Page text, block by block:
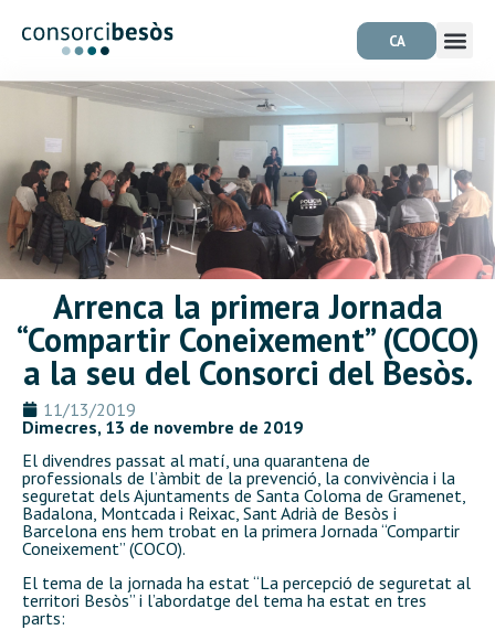
CA
Arrenca la primera Jornada
“Compartir Coneixement” (COCO)
a la seu del Consorci del Besòs.
11/13/2019
Dimecres, 13 de novembre de 2019
El divendres passat al matí, una quarantena de
professionals de l’àmbit de la prevenció, la convivència i la
seguretat dels Ajuntaments de Santa Coloma de Gramenet,
Badalona, Montcada i Reixac, Sant Adrià de Besòs i
Barcelona ens hem trobat en la primera Jornada “Compartir
Coneixement” (COCO).
El tema de la jornada ha estat “La percepció de seguretat al
territori Besòs” i l’abordatge del tema ha estat en tres
parts: